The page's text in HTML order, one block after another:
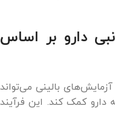
دارو بر اساس
بالینی می‌تواند
کمک کند. این فرآیند